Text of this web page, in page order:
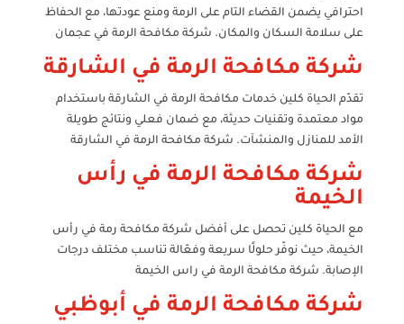
احترافي يضمن القضاء التام على الرمة ومنع عودتها، مع الحفاظ
على سلامة السكان والمكان. شركة مكافحة الرمة في عجمان
شركة مكافحة الرمة في الشارقة
تقدّم الحياة كلين خدمات مكافحة الرمة في الشارقة باستخدام
مواد معتمدة وتقنيات حديثة، مع ضمان فعلي ونتائج طويلة
الأمد للمنازل والمنشآت. شركة مكافحة الرمة في الشارقة
شركة مكافحة الرمة في رأس
الخيمة
مع الحياة كلين تحصل على أفضل شركة مكافحة رمة في رأس
الخيمة، حيث نوفّر حلولًا سريعة وفعّالة تناسب مختلف درجات
الإصابة. شركة مكافحة الرمة في راس الخيمة
شركة مكافحة الرمة في أبوظبي